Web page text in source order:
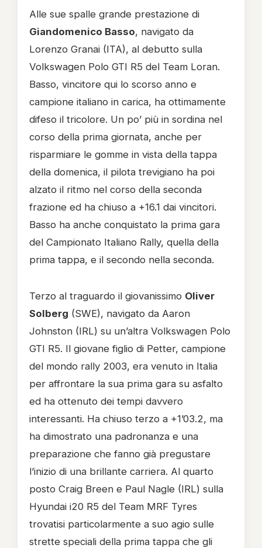
Alle sue spalle grande prestazione di
Giandomenico Basso, navigato da
Lorenzo Granai (ITA), al debutto sulla
Volkswagen Polo GTI R5 del Team Loran.
Basso, vincitore qui lo scorso anno e
campione italiano in carica, ha ottimamente
difeso il tricolore. Un po’ più in sordina nel
corso della prima giornata, anche per
risparmiare le gomme in vista della tappa
della domenica, il pilota trevigiano ha poi
alzato il ritmo nel corso della seconda
frazione ed ha chiuso a +16.1 dai vincitori.
Basso ha anche conquistato la prima gara
del Campionato Italiano Rally, quella della
prima tappa, e il secondo nella seconda.
Terzo al traguardo il giovanissimo Oliver
Solberg (SWE), navigato da Aaron
Johnston (IRL) su un’altra Volkswagen Polo
GTI R5. Il giovane figlio di Petter, campione
del mondo rally 2003, era venuto in Italia
per affrontare la sua prima gara su asfalto
ed ha ottenuto dei tempi davvero
interessanti. Ha chiuso terzo a +1’03.2, ma
ha dimostrato una padronanza e una
preparazione che fanno già pregustare
l’inizio di una brillante carriera. Al quarto
posto Craig Breen e Paul Nagle (IRL) sulla
Hyundai i20 R5 del Team MRF Tyres
trovatisi particolarmente a suo agio sulle
strette speciali della prima tappa che gli